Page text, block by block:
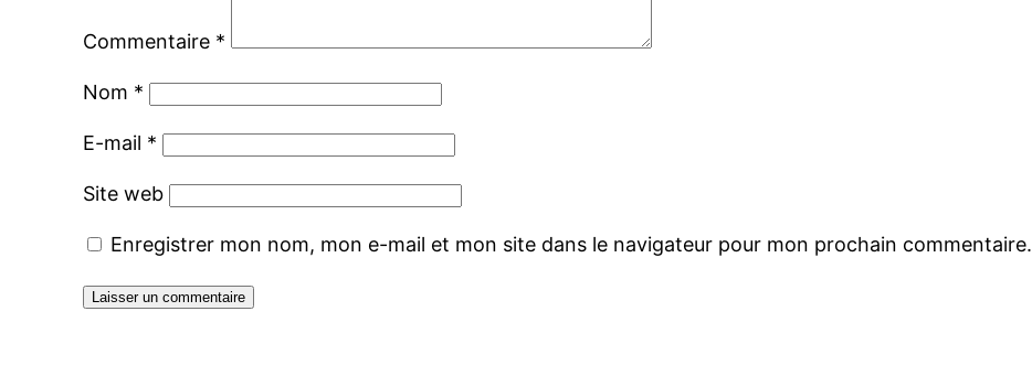
Commentaire *
Nom *
E-mail *
Site web
Enregistrer mon nom, mon e-mail et mon site dans le navigateur pour mon prochain commentaire.